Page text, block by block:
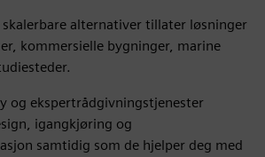
skalerbare alternativer tillater løsninger
kommersielle bygninger, marine
og ekspertrådgivningstjenester
igangkjøring og
samtidig som de hjelper deg med